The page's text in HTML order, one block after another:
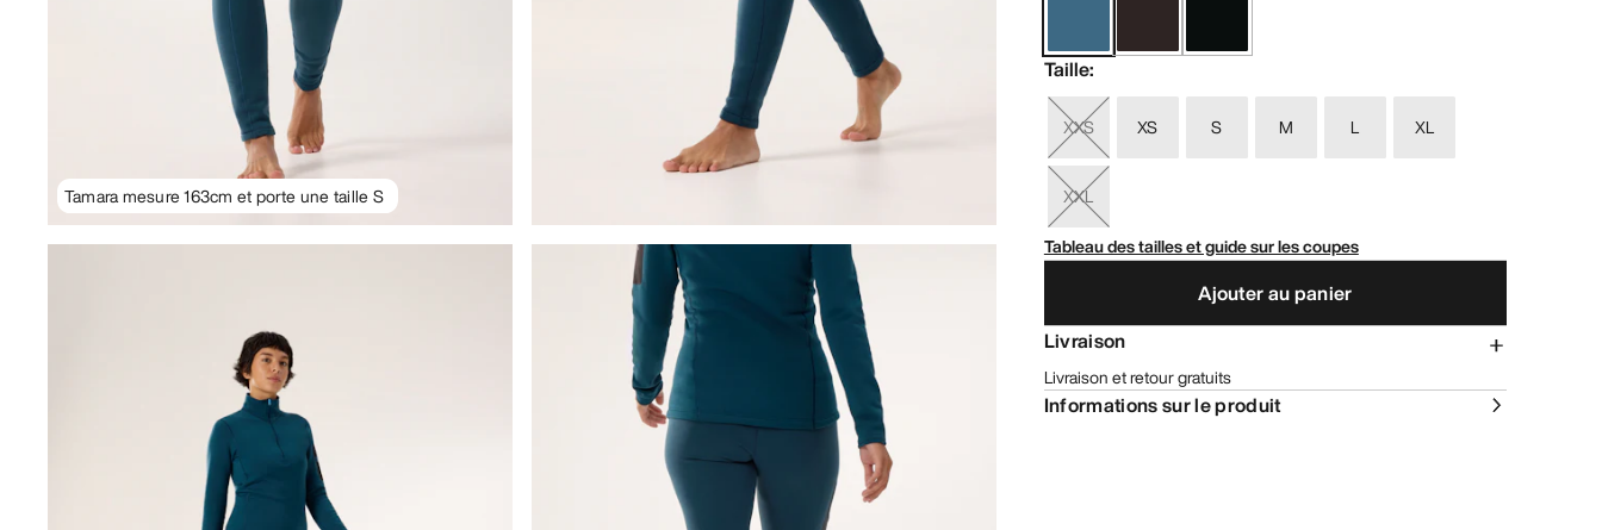
Tamara mesure 163cm et porte une taille S
Taille:
XXS XS S M L XL
XXL
Tableau des tailles et guide sur les coupes
Ajouter au panier
Livraison
Livraison et retour gratuits
Informations sur le produit